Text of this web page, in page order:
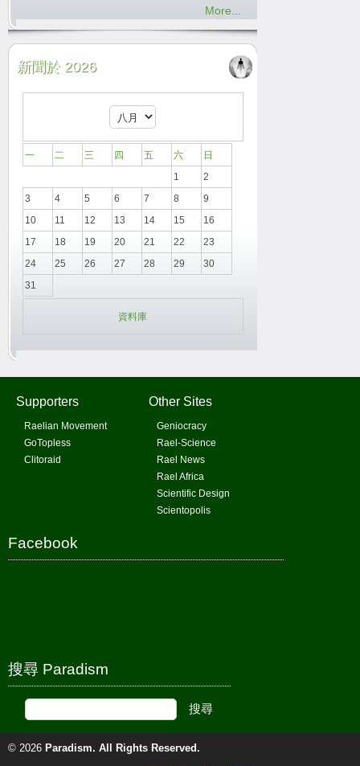
More...
新聞於 2026
一 二 三 四 五 六
日
1
2
3
4 5 6 7 8
9
10
11 12 13 14 15
16
17
18 19 20 21 22
23
24
25 26 27 28 29
30
31
資料庫
Supporters
Raelian Movement
GoTopless
Clitoraid
Other Sites
Geniocracy
Rael-Science
Rael News
Rael Africa
Scientific Design
Scientopolis
Facebook
搜尋 Paradism
© 2026 Paradism. All Rights Reserved.